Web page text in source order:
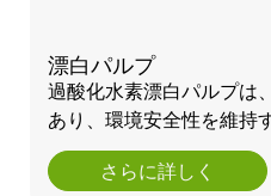
漂白パルプ
過酸化水素漂白パルプは
あり、環境安全性を維持
さらに詳しく